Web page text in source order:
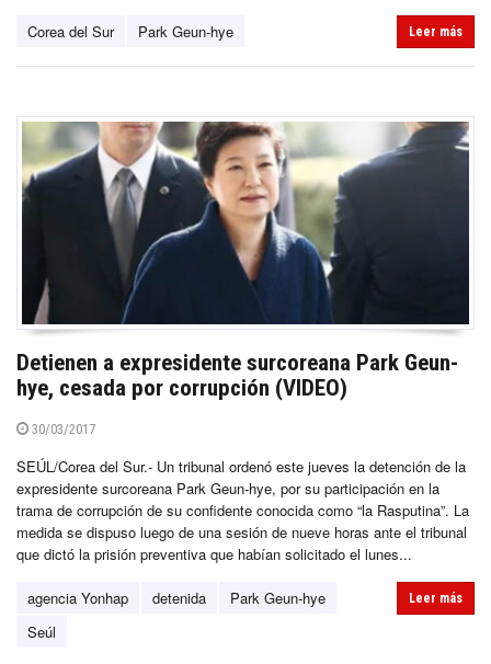
Corea del Sur Park Geun-hye Leer más
Detienen a expresidente surcoreana Park Geun-
hye, cesada por corrupción (VIDEO)
30/03/2017
SEÚL/Corea del Sur.- Un tribunal ordenó este jueves la detención de la
expresidente surcoreana Park Geun-hye, por su participación en la
trama de corrupción de su confidente conocida como “la Rasputina”. La
medida se dispuso luego de una sesión de nueve horas ante el tribunal
que dictó la prisión preventiva que habían solicitado el lunes...
agencia Yonhap detenida
Park Geun-hye
Seúl
Leer más